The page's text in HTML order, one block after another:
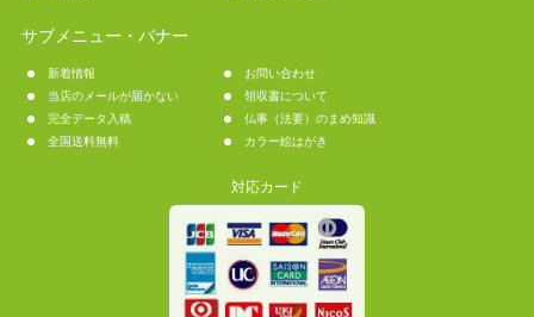
サブメニュー・バナー
新着情報
お問い合わせ
当店のメールが届かない
領収書について
完全データ入稿
仏事（法要）のまめ知識
全国送料無料
カラー絵はがき
対応カード